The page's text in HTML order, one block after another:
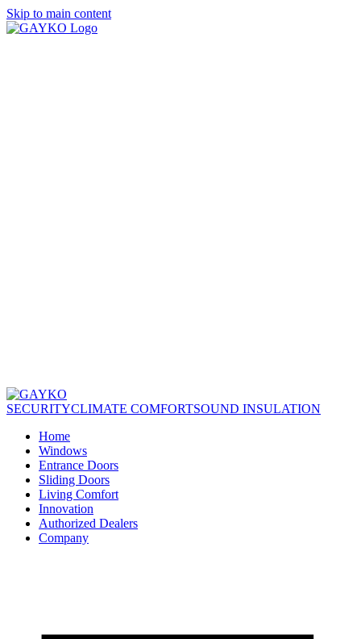
Skip to main content
SECURITYCLIMATE COMFORTSOUND INSULATION
Home
Windows
Entrance Doors
Sliding Doors
Living Comfort
Innovation
Authorized Dealers
Company